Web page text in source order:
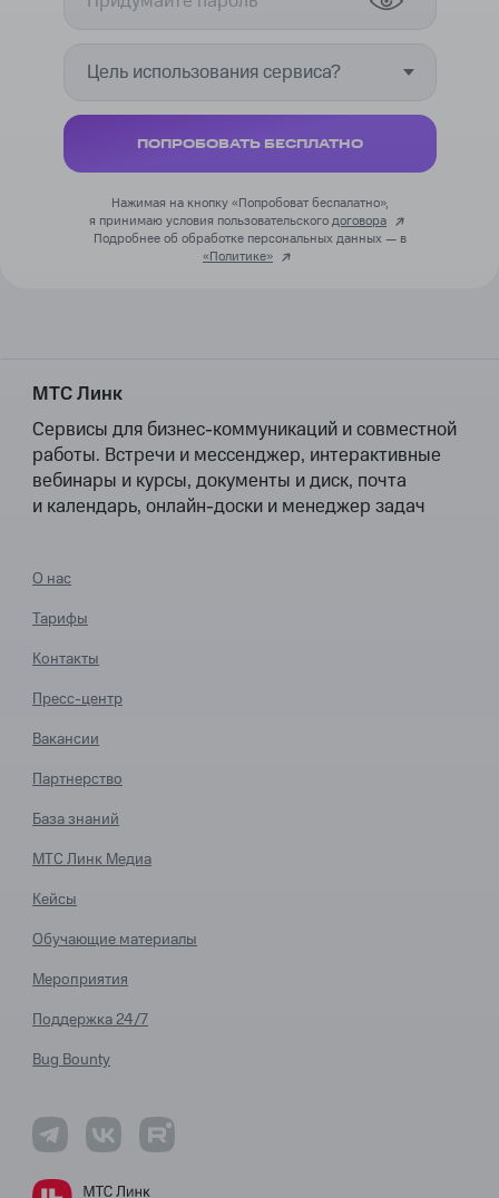
Нажимая на кнопку «Попробоват беспалатно»,
я принимаю условия пользовательскогодоговора
Подробнее об обработке персональных данных — в
«Политике»
ПОПРОБОВАТЬ БЕСПЛАТНО
МТС Линк
Сервисы для бизнес-коммуникаций и совместной
работы. Встречи и мессенджер, интерактивные
вебинары и курсы, документы и диск, почта
и календарь, онлайн-доски и менеджер задач
О нас
Тарифы
Контакты
Вакансии
Партнерство
База знаний
МТС Линк Медиа
Кейсы
Обучающие материалы
Мероприятия
Поддержка 24/7
Bug Bounty
Пресс-центр